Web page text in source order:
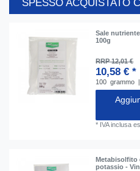
SPESSO ACQUISTATO
Sale
100g
RRP 12,01 €
10,58 € *
100 grammo
* IVA inclusa
Metabisolfito
potassio -